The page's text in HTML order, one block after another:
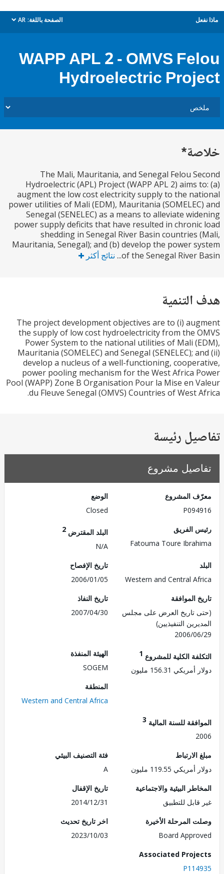
الصفحة باللغة: AR
dropdown
WAPP APL 2 - OMVS
Hydroelectric
The Mali, Mauritania, and Senegal Felou
Hydroelectric (APL) Project (WAPP APL 2) aims
augment the low cost electricity supply to the
power utilities of Mali (EDM), Mauritania
Senegal (SENELEC) as a means to alleviate
power supply deficits that have resulted in
shedding in Senegal River Basin
Mauritania, Senegal); and (b) develop the power
of the Senegal River
نتائج أكثر
The project development objectives are to (i)
the supply of low cost hydroelectricity from the
Power System to the national utilities of Mali
Mauritania (SOMELEC) and Senegal (SENELEC);
develop a nucleus of a well-functioning,
power pooling mechanism for the West Africa
Pool (WAPP) Zone B Organisation Pour la Mise en
du Fleuve Senegal (OMVS) Countries of West
رئيسة
مشروع
المشروع
الفريق
Fatouma Toure
البلد المقترض
N/A
Western and Central
تاريخ الإفصاح
2006/01/05
الموافقة
تاريخ العرض على مجلس
التنفيذيين)
2006/
تاريخ النفاذ
2007/04/30
الكلية للمشروع1
156.31 مليون
الهيئة المنفذة
Western and Central Africa
للسنة المالية3
119.55 مليون
فئة التصنيف البيئي
A
البيئية والاجتماعية
للتطبيق
تاريخ الإقفال
2014/12/31
المرحلة الأخيرة
Board
اخر تاريخ تحديث
2023/10/03
Associated